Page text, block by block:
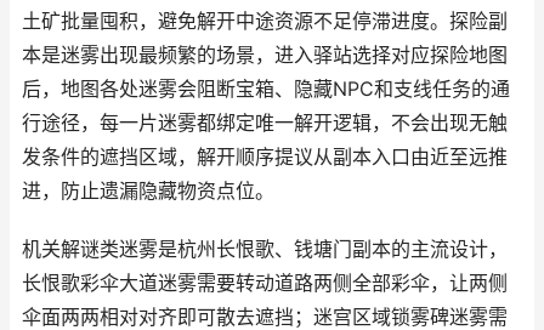
土矿批量囤积，避免解开中途资源不足停滞进度。探险副
本是迷雾出现最频繁的场景，进入驿站选择对应探险地图
后，地图各处迷雾会阻断宝箱、隐藏NPC和支线任务的通
行途径，每一片迷雾都绑定唯一解开逻辑，不会出现无触
发条件的遮挡区域，解开顺序提议从副本入口由近至远推
进，防止遗漏隐藏物资点位。
机关解谜类迷雾是杭州长恨歌、钱塘门副本的主流设计，
长恨歌彩伞大道迷雾需要转动道路两侧全部彩伞，让两侧
伞面两两相对对齐即可散去遮挡；迷宫区域锁雾碑迷雾需